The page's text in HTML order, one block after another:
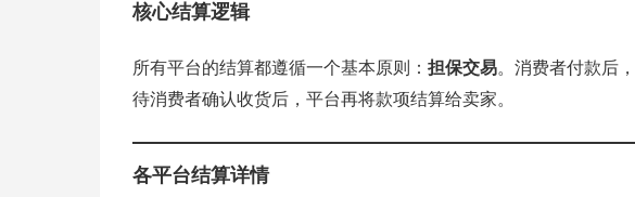
核心结算逻辑
所有平台的结算都遵循一个基本原则： 担保交易。消费者付款后
待消费者确认收货后，平台再将款项结算给卖家。
各平台结算详情